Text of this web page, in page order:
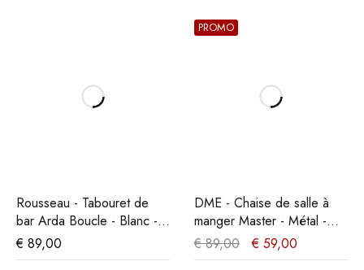
Rousseau - Tabouret de
bar Arda Boucle - Blanc -
86x49x46 cm
€ 89,00
PROMO
DME - Chaise de salle à
manger Master - Métal -
Noir - 35x86x36cm
€89,00 € 59,00